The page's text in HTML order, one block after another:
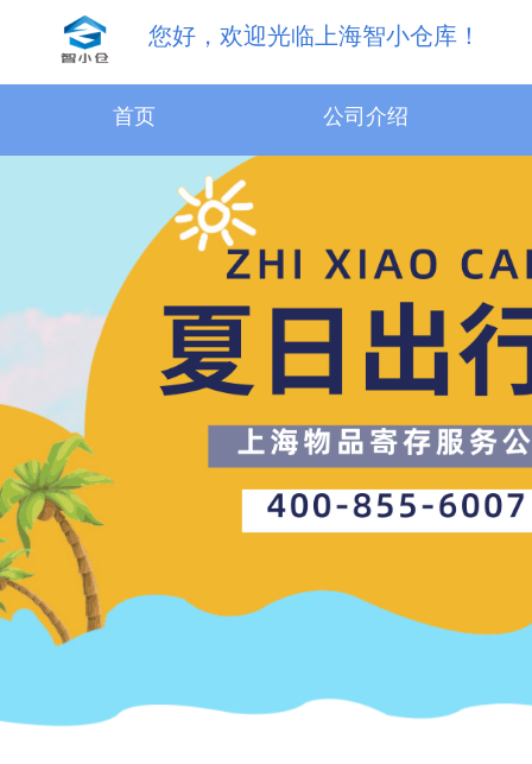
您好，欢迎光临上海智小仓库！
首页 公司介绍
31.5m³物品寄存服务
18.1m³物品寄存服务